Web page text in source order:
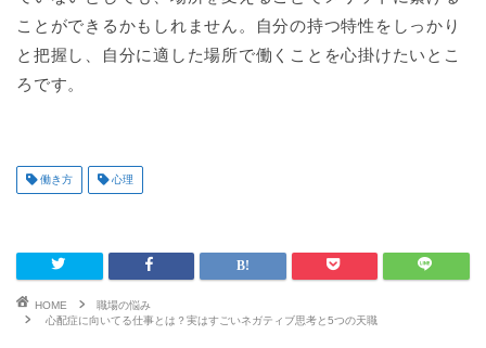
ことができるかもしれません。自分の持つ特性をしっかり
と把握し、自分に適した場所で働くことを心掛けたいとこ
ろです。
働き方 心理
HOME
職場の悩み
心配症に向いてる仕事とは？実はすごいネガティブ思考と5つの天職